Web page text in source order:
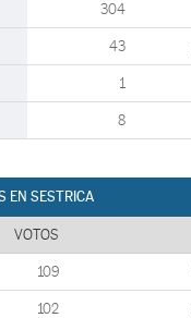
304
43
1
8
EN SESTRICA
VOTOS
109
102